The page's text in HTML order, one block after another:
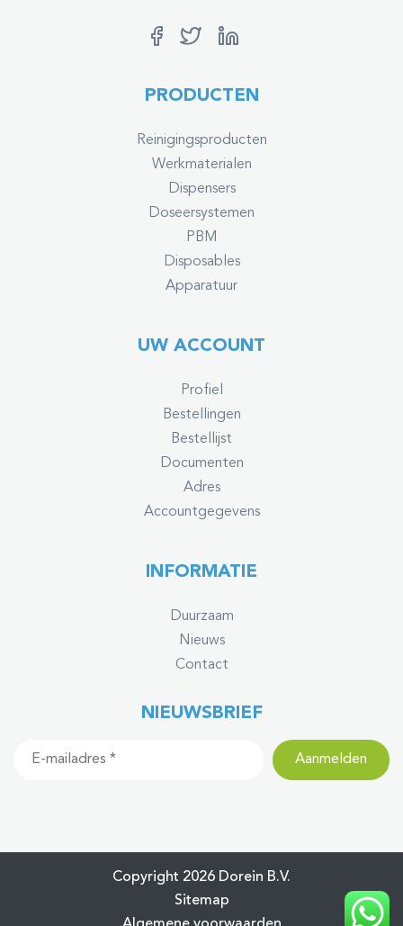
PRODUCTEN
Reinigingsproducten
Werkmaterialen
Dispensers
Doseersystemen
PBM
Disposables
Apparatuur
UW ACCOUNT
Profiel
Bestellingen
Bestellijst
Documenten
Adres
Accountgegevens
INFORMATIE
Duurzaam
Nieuws
Contact
NIEUWSBRIEF
Copyright 2026 Dorein B.V.
Sitemap